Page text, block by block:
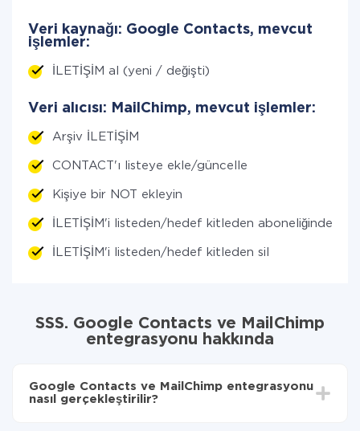
Veri kaynağı: Google Contacts, mevcut
işlemler:
İLETİŞİM al (yeni / değişti)
Veri alıcısı: MailChimp, mevcut işlemler:
Arşiv İLETİŞİM
CONTACT'ı listeye ekle/güncelle
Kişiye bir NOT ekleyin
İLETİŞİM'i listeden/hedef kitleden aboneliğinden
İLETİŞİM'i listeden/hedef kitleden sil
SSS. Google Contacts ve MailChimp
entegrasyonu hakkında
Google Contacts ve MailChimp entegrasyonu
nasıl gerçekleştirilir?